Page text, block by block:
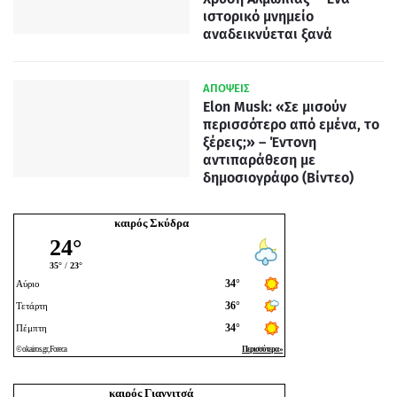
ιστορικό μνημείο
αναδεικνύεται ξανά
ΑΠΟΨΕΙΣ
Elon Musk: «Σε μισούν
περισσότερο από εμένα, το
ξέρεις;» – Έντονη
αντιπαράθεση με
δημοσιογράφο (Βίντεο)
καιρός Σκύδρα
καιρός Γιαννιτσά